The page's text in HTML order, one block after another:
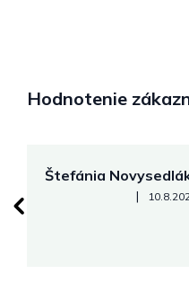
Hodnotenie
Štefánia
Hodnotenie obchodu
|